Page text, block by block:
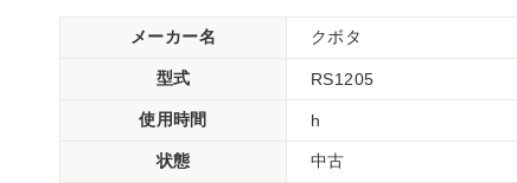
メーカー名 クボタ
型式 RS1205
使用時間 h
状態 中古